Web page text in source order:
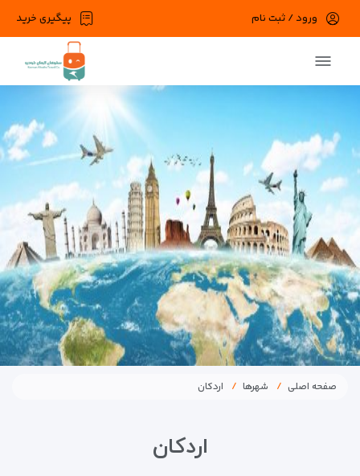
پیگیری خرید ورود / ثبت نام
صفحه اصلی شهرها اردکان
اردکان